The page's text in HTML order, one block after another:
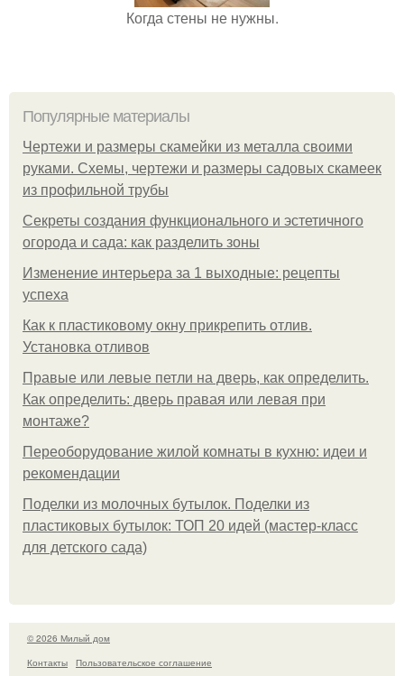
Когда стены не нужны.
Популярные материалы
Чертежи и размеры скамейки из металла своими
руками. Схемы, чертежи и размеры садовых скамеек
из профильной трубы
Секреты создания функционального и эстетичного
огорода и сада: как разделить зоны
Изменение интерьера за 1 выходные: рецепты
успеха
Как к пластиковому окну прикрепить отлив.
Установка отливов
Правые или левые петли на дверь, как определить.
Как определить: дверь правая или левая при
монтаже?
Переоборудование жилой комнаты в кухню: идеи и
рекомендации
Поделки из молочных бутылок. Поделки из
пластиковых бутылок: ТОП 20 идей (мастер-класс
для детского сада)
© 2026 Милый дом
Контакты
Пользовательское соглашение